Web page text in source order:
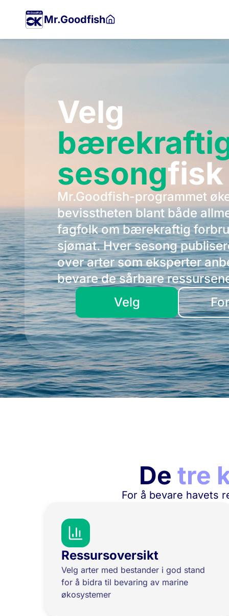
hovedinnholdet
Mr.Goodfish
Velg
sesongfisk
Mr.Goodfish-programmet
bevisstheten blant både
fagfolk om bærekraftig
sjømat. Hver sesong
over arter som eksperter
bevare de sårbare
Velg
De tre
For å bevare havets
Ressursoversikt
Velg arter med bestander i god stand
for å bidra til bevaring av marine
økosystemer